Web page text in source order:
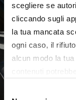
scegliere se
cliccando sugli
la tua mancata
ogni caso, il
alcun modo la
all’utilizzo di tutti,